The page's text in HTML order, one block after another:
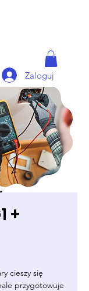
Zaloguj
+
cieszy się
przygotowuje